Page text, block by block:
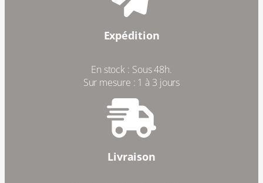
Expédition
En stock : Sous 48h.
Sur mesure : 1 à 3 jours
Livraison